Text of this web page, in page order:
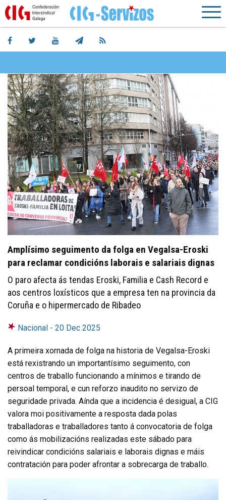
Amplísimo seguimento da folga en Vegalsa-Eroski
para reclamar condicións laborais e salariais dignas
O paro afecta ás tendas Eroski, Familia e Cash Record e
aos centros loxísticos que a empresa ten na provincia da
Coruña e o hipermercado de Ribadeo
Nacional - 20 Dec 2025
A primeira xornada de folga na historia de Vegalsa-Eroski
está rexistrando un importantísimo seguimento, con
centros de traballo funcionando a mínimos e tirando de
persoal temporal, e cun reforzo inaudito no servizo de
seguridade privada. Aínda que a incidencia é desigual, a CIG
valora moi positivamente a resposta dada polas
traballadoras e traballadores tanto á convocatoria de folga
como ás mobilizacións realizadas este sábado para
reivindicar condicións salariais e laborais dignas e máis
contratación para poder afrontar a sobrecarga de traballo.